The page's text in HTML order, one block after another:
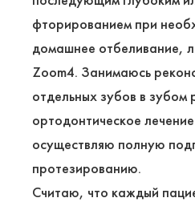
фторированием при
домашнее отбеливание,
Zoom4. Занимаюсь
отдельных зубов в зубом
ортодонтическое
осуществляю полную
протезированию.
Cчитаю, что каждый